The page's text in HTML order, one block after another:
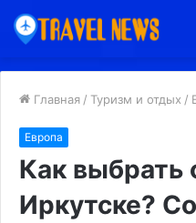
Главная / Туризм и отдых /
Европа
Как выбрать
Иркутске?